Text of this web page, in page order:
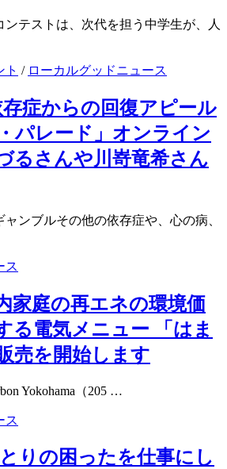
テストは、次代を担う中学生が、人
ト / ローカルグッドニュース
存症からの回復アピール
パレード」オンライン
るさんや川嵜竜希さん
ンブルその他の依存症や、心の病、
ス
家庭の再エネの環境価
る電気メニュー 「はま
売を開始します
Yokohama（205 …
ス
りの困ったを仕事にし